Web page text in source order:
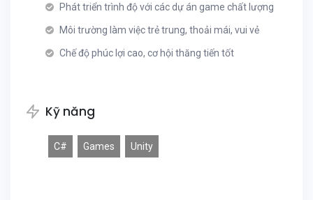
Phát triển trình độ với các dự án game chất lượng
Môi trường làm việc trẻ trung, thoải mái, vui vẻ
Chế độ phúc lợi cao, cơ hội thăng tiến tốt
Kỹ năng
C# Games Unity